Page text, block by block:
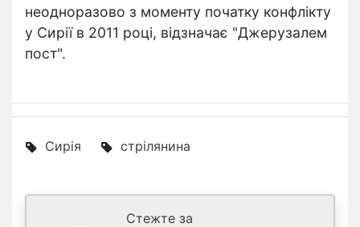
неодноразово з моменту початку конфлікту
у Сирії в 2011 році, відзначає "Джерузалем
пост".
Сирія стрілянина
Стежте за